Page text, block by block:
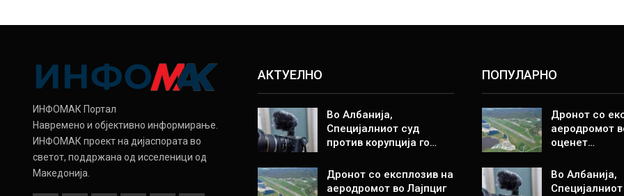
ИНФОМАК Портал
Навремено и објективно информирање.
ИНФОМАК проект на дијаспората во
светот, поддржана од исселеници од
Македонија.
АКТУЕЛНО
Во Албанија,
Специјалниот суд
против корупција го…
Дронот со експлозив на
аеродромот во Лајпциг
ПОПУЛАРНО
Дронот со
аеродромот
оценет…
Во Албанија,